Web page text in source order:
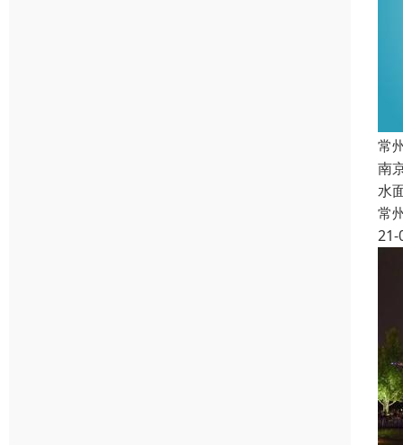
常
南
水
常
21-